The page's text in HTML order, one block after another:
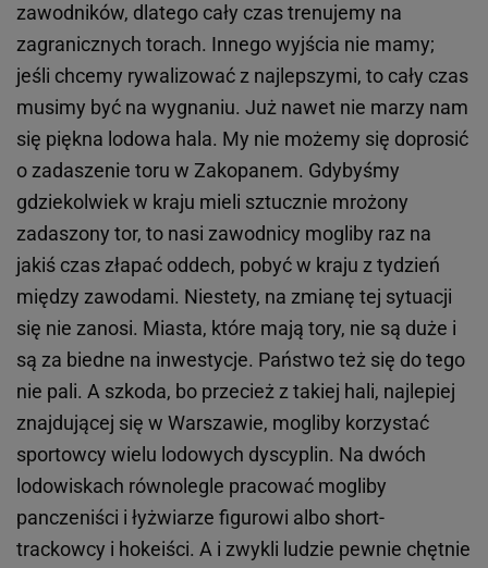
zawodników, dlatego cały czas trenujemy na
zagranicznych torach. Innego wyjścia nie mamy;
jeśli chcemy rywalizować z najlepszymi, to cały czas
musimy być na wygnaniu. Już nawet nie marzy nam
się piękna lodowa hala. My nie możemy się doprosić
o zadaszenie toru w Zakopanem. Gdybyśmy
gdziekolwiek w kraju mieli sztucznie mrożony
zadaszony tor, to nasi zawodnicy mogliby raz na
jakiś czas złapać oddech, pobyć w kraju z tydzień
między zawodami. Niestety, na zmianę tej sytuacji
się nie zanosi. Miasta, które mają tory, nie są duże i
są za biedne na inwestycje. Państwo też się do tego
nie pali. A szkoda, bo przecież z takiej hali, najlepiej
znajdującej się w Warszawie, mogliby korzystać
sportowcy wielu lodowych dyscyplin. Na dwóch
lodowiskach równolegle pracować mogliby
panczeniści i łyżwiarze figurowi albo short-
trackowcy i hokeiści. A i zwykli ludzie pewnie chętnie